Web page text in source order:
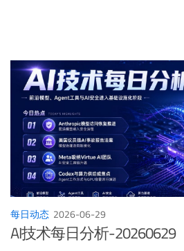
每日动态 2026-06-29
AI技术每日分析-20260629